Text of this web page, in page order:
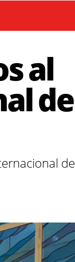
al
de
de